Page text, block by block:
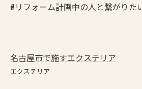
#リフォーム計画中の人と繋がりた
名古屋市で施すエクステリア
エクステリア